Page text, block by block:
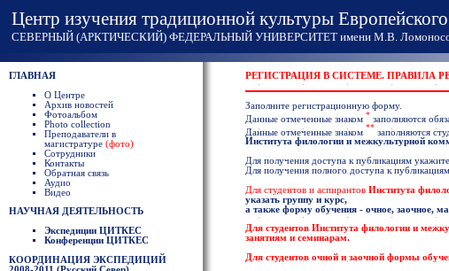
Центр изучения традиционной культуры
СЕВЕРНЫЙ (АРКТИЧЕСКИЙ) ФЕДЕРАЛЬНЫЙ УНИВЕРСИТЕТ имени М.В.
ГЛАВНАЯ
О Центре
Архив новостей
Фотоальбом
Photo collection
Преподаватели в
магистратуре (фото)
Сотрудники
Контакты
Обратная связь
Аудио
Видео
НАУЧНАЯ ДЕЯТЕЛЬНОСТЬ
Экспедиции ЦИТКЕС
Конференции ЦИТКЕС
КООРДИНАЦИЯ ЭКСПЕДИЦИЙ
РЕГИСТРАЦИЯ В СИСТЕМЕ. ПРАВИЛА
Заполните регистрационную форму.
Данные отмеченные знаком * заполняются
Данные отмеченные знаком ** заполняются
Института филологии и межкультурной
Для получения доступа к публикациям укажите
Для получения полного доступа к
Для студентов и аспирантов Института
указать группу и курс,
а также форму обучения - очное, заочное,
Для студентов Института филологии и
занятиям и семинарам.
Для студентов очной и заочной формы